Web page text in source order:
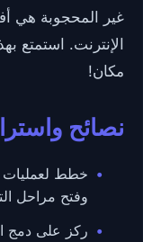
غير المحجوبة هي
الإنترنت. استمتع
مكان!
نصائح
خطط لعمليات
وفتح مراحل
ركز على دمج